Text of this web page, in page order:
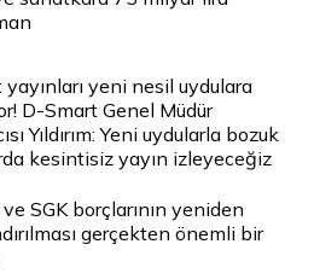
yayınları yeni nesil uydulara
D-Smart Genel Müdür
Yıldırım: Yeni uydularla bozuk
kesintisiz yayın izleyeceğiz
SGK borçlarının yeniden
gerçekten önemli bir